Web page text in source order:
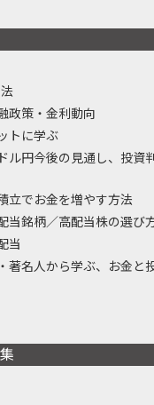
政策・金利動向
トに学ぶ
ル円今後の見通し、投資
立でお金を増やす方法
当銘柄／高配当株の選び
当
著名人から学ぶ、お金と